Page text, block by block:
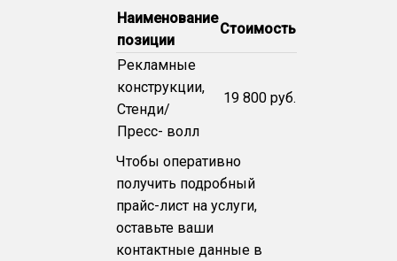
Наименование
позиции
Стоимость
Рекламные
конструкции,
Стенди/
Пресс- волл
19 800 руб.
Чтобы оперативно
получить подробный
прайс-лист на услуги,
оставьте ваши
контактные данные в